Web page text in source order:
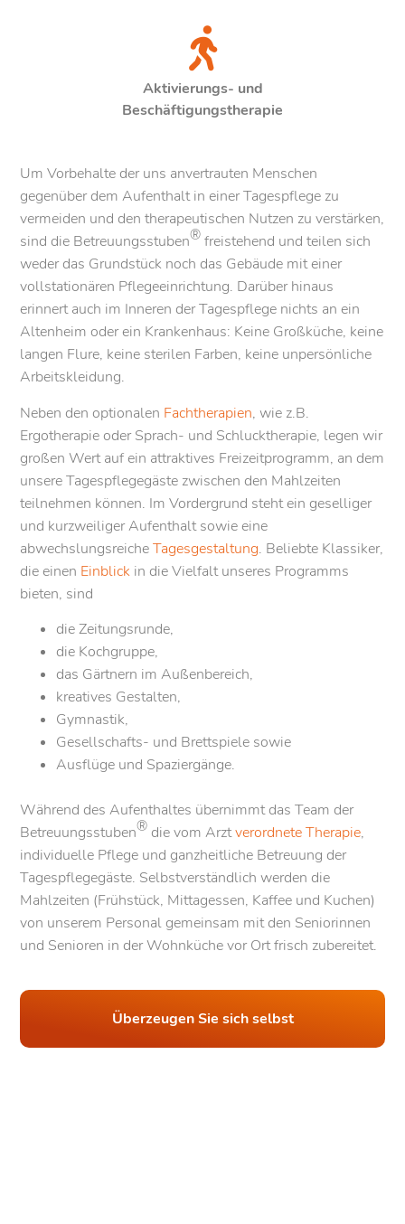
Aktivierungs- und
Beschäftigungstherapie
Um Vorbehalte der uns anvertrauten Menschen
gegenüber dem Aufenthalt in einer Tagespflege zu
vermeiden und den therapeutischen Nutzen zu verstärken,
sind die Betreuungsstuben® freistehend und teilen sich
weder das Grundstück noch das Gebäude mit einer
vollstationären Pflegeeinrichtung. Darüber hinaus
erinnert auch im Inneren der Tagespflege nichts an ein
Altenheim oder ein Krankenhaus: Keine Großküche, keine
langen Flure, keine sterilen Farben, keine unpersönliche
Arbeitskleidung.
Neben den optionalen Fachtherapien, wie z.B.
Ergotherapie oder Sprach- und Schlucktherapie, legen wir
großen Wert auf ein attraktives Freizeitprogramm, an dem
unsere Tagespflegegäste zwischen den Mahlzeiten
teilnehmen können. Im Vordergrund steht ein geselliger
und kurzweiliger Aufenthalt sowie eine
abwechslungsreicheTagesgestaltung. Beliebte Klassiker,
die einen Einblick in die Vielfalt unseres Programms
bieten, sind
die Zeitungsrunde,
die Kochgruppe,
das Gärtnern im Außenbereich,
kreatives Gestalten,
Gymnastik,
Gesellschafts- und Brettspiele sowie
Ausflüge und Spaziergänge.
Während des Aufenthaltes übernimmt das Team der
Betreuungsstuben® die vom Arztverordnete Therapie,
individuelle Pflege und ganzheitliche Betreuung der
Tagespflegegäste. Selbstverständlich werden die
Mahlzeiten (Frühstück, Mittagessen, Kaffee und Kuchen)
von unserem Personal gemeinsam mit den Seniorinnen
und Senioren in der Wohnküche vor Ort frisch zubereitet.
Überzeugen Sie sich selbst